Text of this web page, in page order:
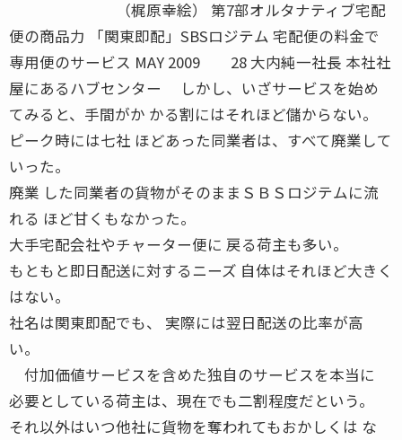
（梶原幸絵） 第7部オルタナティブ宅配
便の商品力 「関東即配」SBSロジテム 宅配便の料金で
専用便のサービス MAY 2009 28 大内純一社長 本社社
屋にあるハブセンター しかし、いざサービスを始め
てみると、手間がか かる割にはそれほど儲からない。
ピーク時には七社 ほどあった同業者は、すべて廃業して
いった。
廃業 した同業者の貨物がそのままＳＢＳロジテムに流
れる ほど甘くもなかった。
大手宅配会社やチャーター便に 戻る荷主も多い。
もともと即日配送に対するニーズ 自体はそれほど大きく
はない。
社名は関東即配でも、 実際には翌日配送の比率が高
い。
付加価値サービスを含めた独自のサービスを本当に
必要としている荷主は、現在でも二割程度だという。
それ以外はいつ他社に貨物を奪われてもおかしくは な